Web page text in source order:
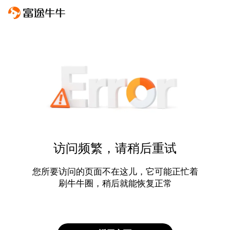
访问频繁，请稍后重试
您所要访问的页面不在这儿，它可能正忙着
刷牛牛圈，稍后就能恢复正常